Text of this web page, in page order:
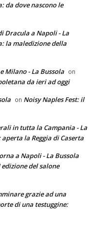
da dove nascono le
Dracula a Napoli - La
la maledizione della
Milano - La Bussola on
da ieri ad oggi
on Noisy Naples Fest: il
in tutta la Campania - La
la Reggia di Caserta
a Napoli - La Bussola
del salone
grazie ad una
di una testuggine: